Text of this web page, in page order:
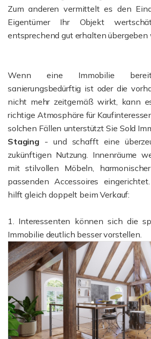
Zum anderen vermittelt es den
Eigentümer Ihr Objekt
entsprechend gut erhalten übergeben
Wenn eine Immobilie
sanierungsbedürftig ist oder die
nicht mehr zeitgemäß wirkt, kann
richtige Atmosphäre für
solchen Fällen unterstützt Sie Sold
Staging - und schafft eine
zukünftigen Nutzung. Innenräume
mit stilvollen Möbeln,
passenden Accessoires eingerichtet.
hilft gleich doppelt beim Verkauf:
1. Interessenten können sich die
Immobilie deutlich besser vorstellen.